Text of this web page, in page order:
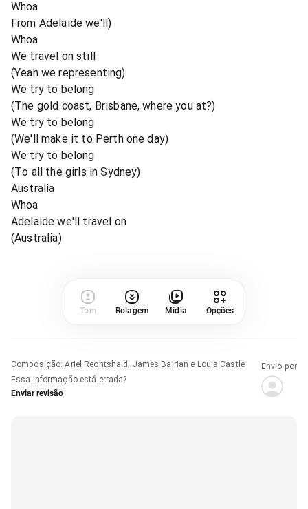
Whoa
From Adelaide we'll)
Whoa
We travel on still
(Yeah we representing)
We try to belong
(The gold coast, Brisbane, where you at?)
We try to belong
(We'll make it to Perth one day)
We try to belong
(To all the girls in Sydney)
Australia
Whoa
Adelaide we'll travel on
(Australia)
Tom Rolagem Mídia Opções
Composição:Ariel Rechtshaid, James Bairian e Louis Castle
Essa informação está errada?
Enviar revisão
Envio por